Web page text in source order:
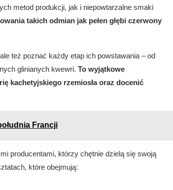
metod produkcji, jak i niepowtarzalne smaki
takich odmian jak pełen głębi czerwony
też poznać każdy etap ich powstawania – od
glinianych kwewri. To wyjątkowe
kachetyjskiego rzemiosła oraz docenić
Francji
producentami, którzy chętnie dzielą się swoją
które obejmują: